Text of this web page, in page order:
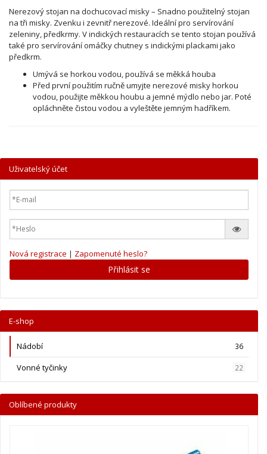
Nerezový stojan na dochucovací misky – Snadno použitelný stojan
na tři misky. Zvenku i zevnitř nerezové. Ideální pro servírování
zeleniny, předkrmy. V indických restauracích se tento stojan používá
také pro servírování omáčky chutney s indickými plackami jako
předkrm.
Umývá se horkou vodou, používá se měkká houba
Před první použitím ručně umyjte nerezové misky horkou
vodou, použijte měkkou houbu a jemné mýdlo nebo jar. Poté
opláchněte čistou vodou a vyleštěte jemným hadříkem.
Uživatelský účet
Nová registrace | Zapomenuté heslo?
Přihlásit se
E-shop
Nádobí 36
Vonné tyčinky 22
Oblíbené produkty